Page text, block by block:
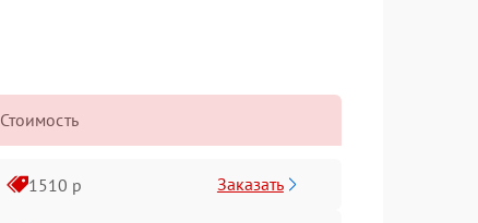
Стоимость
1510 р Заказать